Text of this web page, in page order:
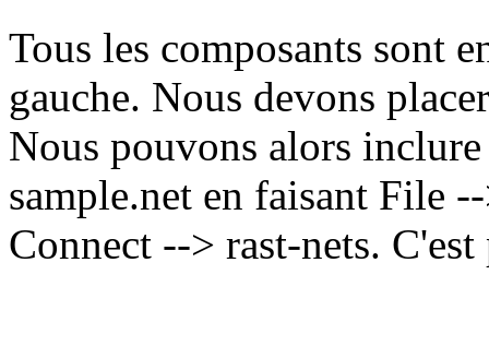
Tous les composants sont
gauche. Nous devons
Nous pouvons alors
sample.net en faisant File
Connect --> rast-nets.